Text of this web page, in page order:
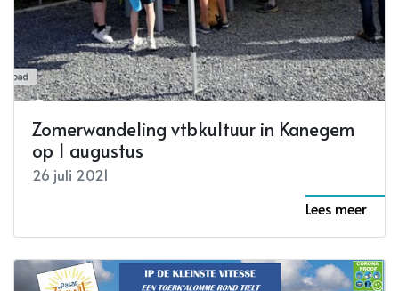
Zomerwandeling vtbkultuur in Kanegem
op 1 augustus
26 juli 2021
Lees meer